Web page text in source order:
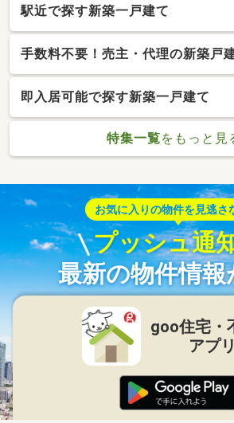
駅近で探す新築一戸建て
手数料不要！売主・代理の新築戸
即入居可能で探す新築一戸建て
特集一覧をもっと見
お気に入りの物件を見逃さ
プッシュ通
最新の物件情報
goo住宅・
アプリ